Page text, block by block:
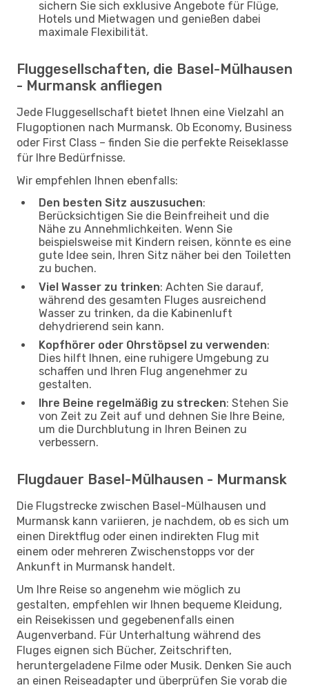
sichern Sie sich exklusive Angebote für Flüge,
Hotels und Mietwagen und genießen dabei
maximale Flexibilität.
Fluggesellschaften, die Basel-Mülhausen
- Murmansk anfliegen
Jede Fluggesellschaft bietet Ihnen eine Vielzahl an
Flugoptionen nach Murmansk. Ob Economy, Business
oder First Class – finden Sie die perfekte Reiseklasse
für Ihre Bedürfnisse.
Wir empfehlen Ihnen ebenfalls:
Den besten Sitz auszusuchen:
Berücksichtigen Sie die Beinfreiheit und die
Nähe zu Annehmlichkeiten. Wenn Sie
beispielsweise mit Kindern reisen, könnte es eine
gute Idee sein, Ihren Sitz näher bei den Toiletten
zu buchen.
Viel Wasser zu trinken: Achten Sie darauf,
während des gesamten Fluges ausreichend
Wasser zu trinken, da die Kabinenluft
dehydrierend sein kann.
Kopfhörer oder Ohrstöpsel zu verwenden:
Dies hilft Ihnen, eine ruhigere Umgebung zu
schaffen und Ihren Flug angenehmer zu
gestalten.
Ihre Beine regelmäßig zu strecken: Stehen Sie
von Zeit zu Zeit auf und dehnen Sie Ihre Beine,
um die Durchblutung in Ihren Beinen zu
verbessern.
Flugdauer Basel-Mülhausen - Murmansk
Die Flugstrecke zwischen Basel-Mülhausen und
Murmansk kann variieren, je nachdem, ob es sich um
einen Direktflug oder einen indirekten Flug mit
einem oder mehreren Zwischenstopps vor der
Ankunft in Murmansk handelt.
Um Ihre Reise so angenehm wie möglich zu
gestalten, empfehlen wir Ihnen bequeme Kleidung,
ein Reisekissen und gegebenenfalls einen
Augenverband. Für Unterhaltung während des
Fluges eignen sich Bücher, Zeitschriften,
heruntergeladene Filme oder Musik. Denken Sie auch
an einen Reiseadapter und überprüfen Sie vorab die